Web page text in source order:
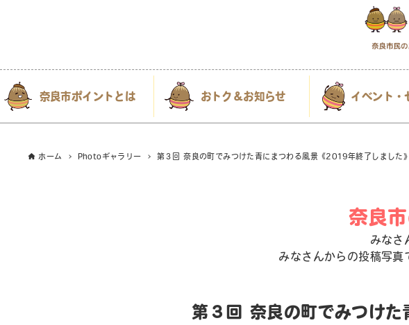
奈良市ポイントとは おトク＆お知らせ イベント・
ホーム Photoギャラリー 第３回 奈良の町でみつけた青にまつわる風景《2019年終了しました》
奈良
みなさ
みなさんからの投稿写真
第３回 奈良の町でみつけ